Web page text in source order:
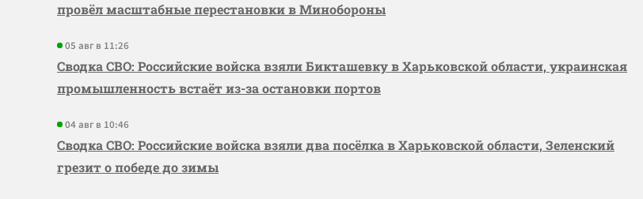
провёл масштабные перестановки в Минобороны
05 авг в 11:26
Сводка СВО: Российские войска взяли Бикташевку в Харьковской области, украинская
промышленность встаёт из-за остановки портов
04 авг в 10:46
Сводка СВО: Российские войска взяли два посёлка в Харьковской области, Зеленский
грезит о победе до зимы